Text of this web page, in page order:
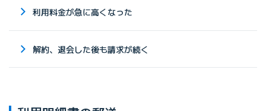
利⽤料⾦が急に⾼くなった
解約、退会した後も請求が続く